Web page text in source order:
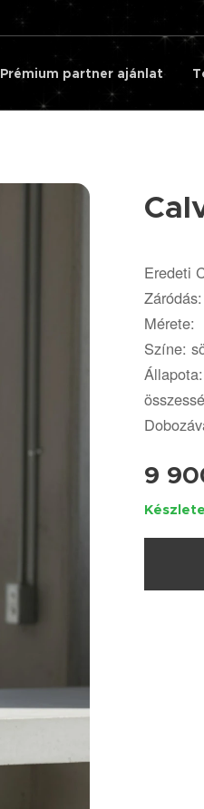
Prémium partner ajánlat
Eredeti
Mérete:
Színe:
9